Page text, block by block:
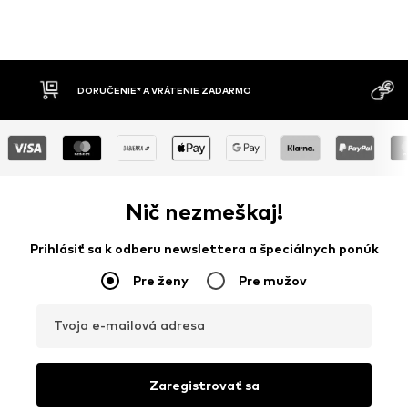
ZADARMO DOBIERKA
Nič nezmeškaj!
Prihlásiť sa k odberu newslettera a špeciálnych ponúk
Pre ženy Pre mužov
Tvoja e-mailová adresa
Zaregistrovať sa